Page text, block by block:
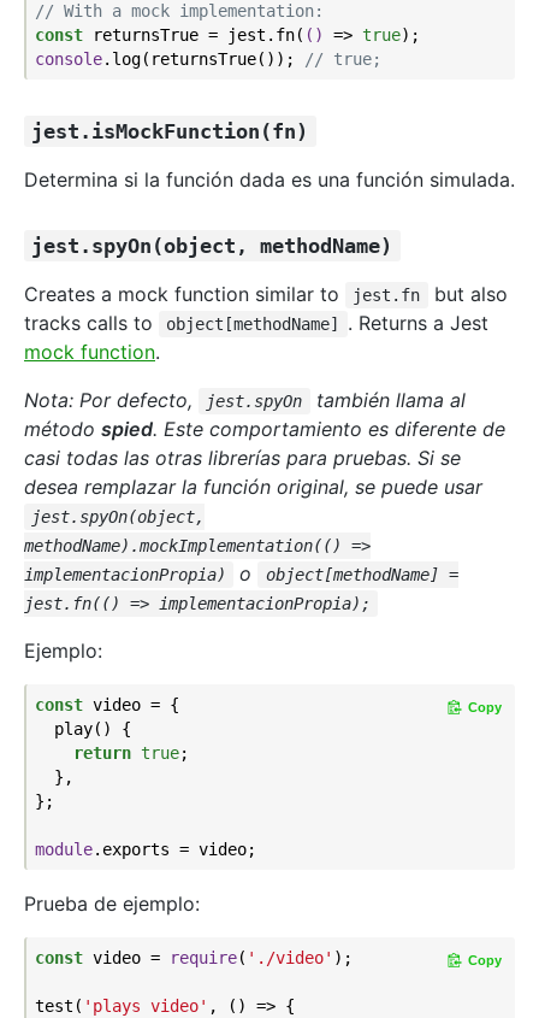
// With a mock implementation:
const returnsTrue = jest.fn( () => true
console.log(returnsTrue()); // true;
jest.isMockFunction(fn)
Determina si la función dada es una función simulada.
jest.spyOn(object, methodName)
Creates a mock function similar to
jest.fn
but also
tracks calls to
object[methodName]
. Returns a Jest
mock function.
Nota: Por defecto,
jest.spyOn
también llama al
método spied. Este comportamiento es diferente de
casi todas las otras librerías para pruebas. Si se
desea remplazar la función original, se puede usar
jest.spyOn(object,
methodName).mockImplementation(() =>
implementacionPropia)
o
object[methodName] =
jest.fn(() => implementacionPropia);
Ejemplo:
const video = {
  play() {
return true;
  },
};
module
Copy
Prueba de ejemplo:
const video = require( './video' );
test( 'plays video' , () => {
Copy